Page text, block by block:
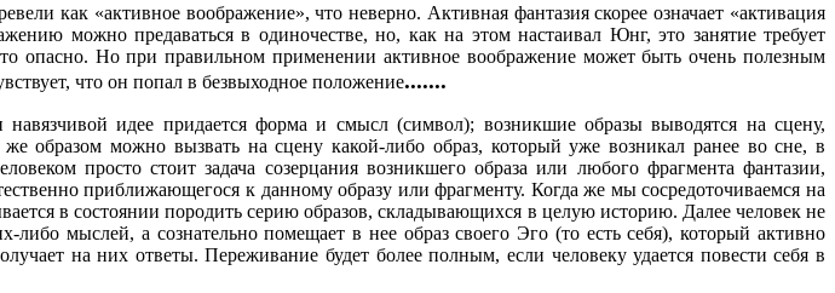
как «активное воображение», что неверно. Активная фантазия скорее означает «активация
можно предаваться в одиночестве, но, как на этом настаивал Юнг, это занятие требует
опасно. Но при правильном применении активное воображение может быть очень полезным
что он попал в безвыходное положение.......
идее придается форма и смысл (символ); возникшие образы выводятся на сцену,
образом можно вызвать на сцену какой-либо образ, который уже возникал ранее во сне, в
просто стоит задача созерцания возникшего образа или любого фрагмента фантазии,
приближающегося к данному образу или фрагменту. Когда же мы сосредоточиваемся на
в состоянии породить серию образов, складывающихся в целую историю. Далее человек не
мыслей, а сознательно помещает в нее образ своего Эго (то есть себя), который активно
на них ответы. Переживание будет более полным, если человеку удается повести себя в